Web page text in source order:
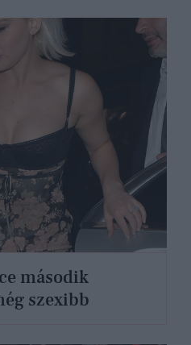
második
szexibb